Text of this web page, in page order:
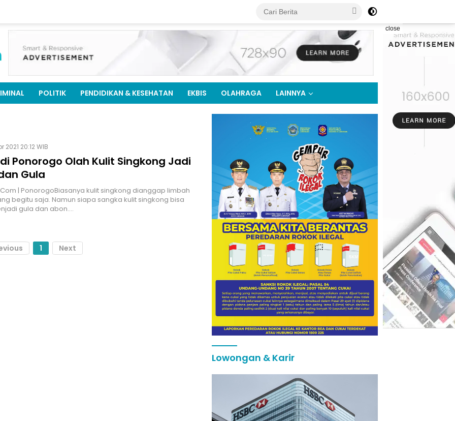
close
POLITIK PENDIDIKAN & KESEHATAN EKBIS OLAHRAGA LAINNYA
2021 20:12 WIB
Ponorogo Olah Kulit Singkong Jadi
Gula
| PonorogoBiasanya kulit singkong dianggap limbah
begitu saja. Namun siapa sangka kulit singkong bisa
gula dan abon.…
1 Next
Lowongan & Karir